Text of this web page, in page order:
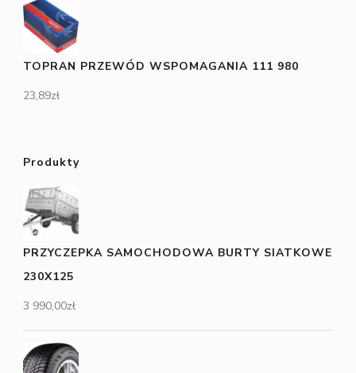
TOPRAN PRZEWÓD WSPOMAGANIA 111 980
23,89zł
Produkty
PRZYCZEPKA SAMOCHODOWA BURTY SIATKOWE
230X125
3 990,00zł